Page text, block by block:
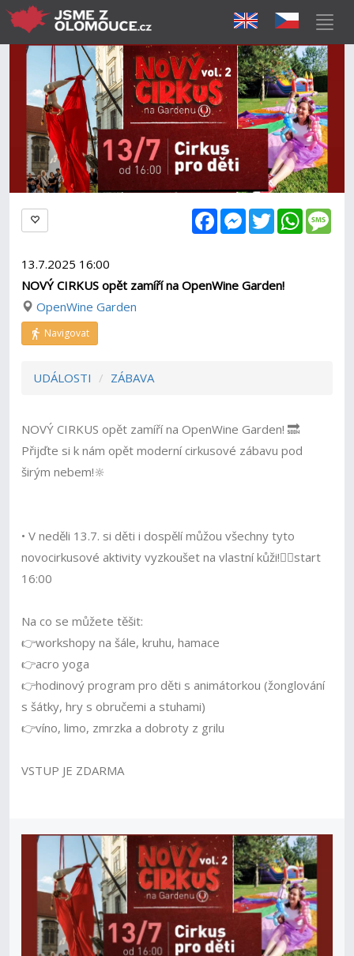
FacebookMessenger
Twitter
13.7.2025 16:00
NOVÝ CIRKUS opět zamíří na OpenWine Garden!
OpenWine Garden
Navigovat
UDÁLOSTI ZÁBAVA
NOVÝ CIRKUS opět zamíří na OpenWine Garden! 🔜
Přijďte si k nám opět moderní cirkusové zábavu pod
širým nebem!🔆
• V neděli 13.7. si děti i dospělí můžou všechny tyto
novocirkusové aktivity vyzkoušet na vlastní kůži!🤹‍♀️start
16:00
Na co se můžete těšit:
👉workshopy na šále, kruhu, hamace
👉acro yoga
👉hodinový program pro děti s animátorkou (žonglování
s šátky, hry s obručemi a stuhami)
👉víno, limo, zmrzka a dobroty z grilu
VSTUP JE ZDARMA